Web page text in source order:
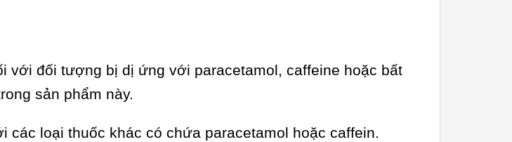
với đối tượng bị dị ứng với paracetamol, caffeine hoặc bất
sản phẩm này.
các loại thuốc khác có chứa paracetamol hoặc caffein.